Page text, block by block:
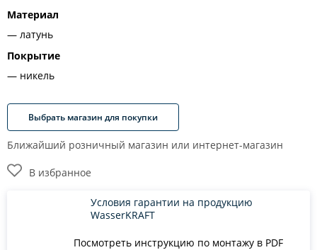
Материал
латунь
Покрытие
никель
Выбрать магазин для покупки
Ближайший розничный магазин или интернет-магазин
В избранное
Посмотреть инструкцию по монтажу в PDF
Условия гарантии на продукцию
WasserKRAFT